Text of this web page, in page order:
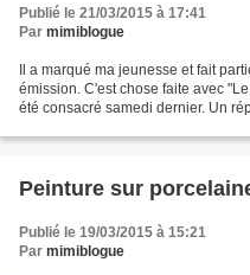
Publié le 21/03/2015 à 17:41
Par mimiblogue
Il a marqué ma jeunesse et fait
émission. C'est chose faite avec
été consacré samedi dernier. Un
Peinture sur
Publié le 19/03/2015 à 15:21
Par mimiblogue